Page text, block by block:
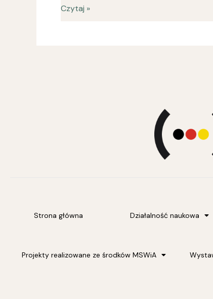
Czytaj »
Strona główna Działalność naukowa
Projekty realizowane ze środków MSWiA